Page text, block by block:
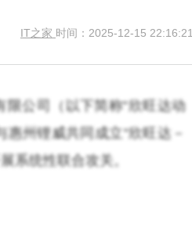
IT之家 时间：2025-12-15 22:16:21
公司（以下简称“欣旺达动
州锂威共同成立“欣旺达－
系统性联合攻关。